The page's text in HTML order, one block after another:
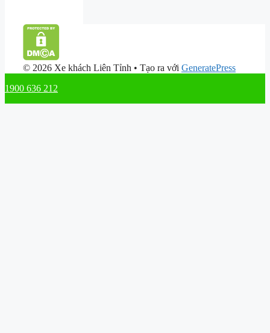
© 2026 Xe khách Liên Tỉnh • Tạo ra với GeneratePress
1900 636 212